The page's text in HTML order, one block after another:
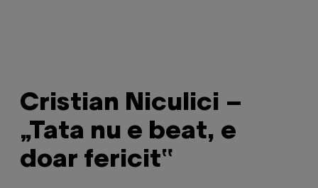
Cristian Niculici –
„Tata nu e beat, e
doar fericit‟